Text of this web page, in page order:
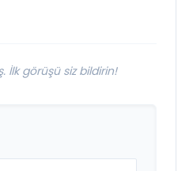
İlk görüşü siz bildirin!